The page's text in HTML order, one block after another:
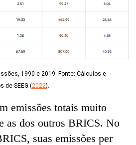
1990 e 2019. Fonte: Cálculos e
de SEEG (2022).
emissões totais muito
as dos outros BRICS. No
suas emissões per